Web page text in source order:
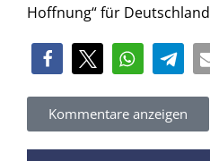
Hoffnung“ für
Kommentare anzeigen